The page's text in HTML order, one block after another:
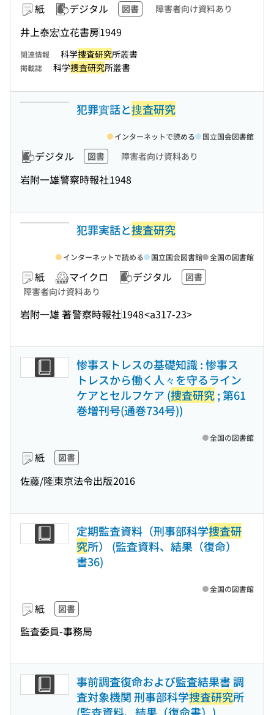
紙 デジタル 図書 障害者向け資料あり
井上泰宏立花書房1949
関連情報 科学捜査研究所叢書
掲載誌 科学捜査研究所叢書
犯罪實話と搜査研究
デジタル 図書 障害者向け資料あり
岩附一雄警察時報社1948
インターネットで読める 国立国会図書館
犯罪実話と捜査研究
紙 マイクロ デジタル
図書
障害者向け資料あり
岩附一雄 著警察時報社1948<a317-23>
インターネットで読める 国立国会図書館 全国の図書館
惨事ストレスの基礎知識 : 惨事ス
トレスから働く人々を守るライン
ケアとセルフケア (捜査研究; 第61
巻増刊号(通巻734号))
紙 図書
佐藤/隆東京法令出版2016
全国の図書館
定期監査資料（刑事部科学捜査研
究所） (監査資料、結果（復命）
書36)
紙 図書
監査委員-事務局
全国の図書館
事前調査復命および監査結果書 調
査対象機関 刑事部科学捜査研究所